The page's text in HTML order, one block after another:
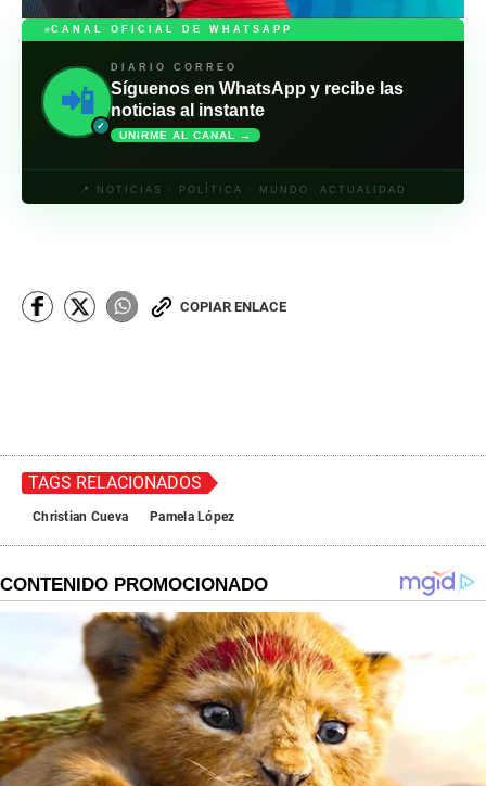
CANAL OFICIAL DE WHATSAPP
📲
✓
DIARIO CORREO
Síguenos en WhatsApp y recibe las
noticias al instante
UNIRME AL CANAL →
📍 NOTICIAS · POLÍTICA · MUNDO· ACTUALIDAD
COPIAR ENLACE
TAGS RELACIONADOS
Christian Cueva Pamela López